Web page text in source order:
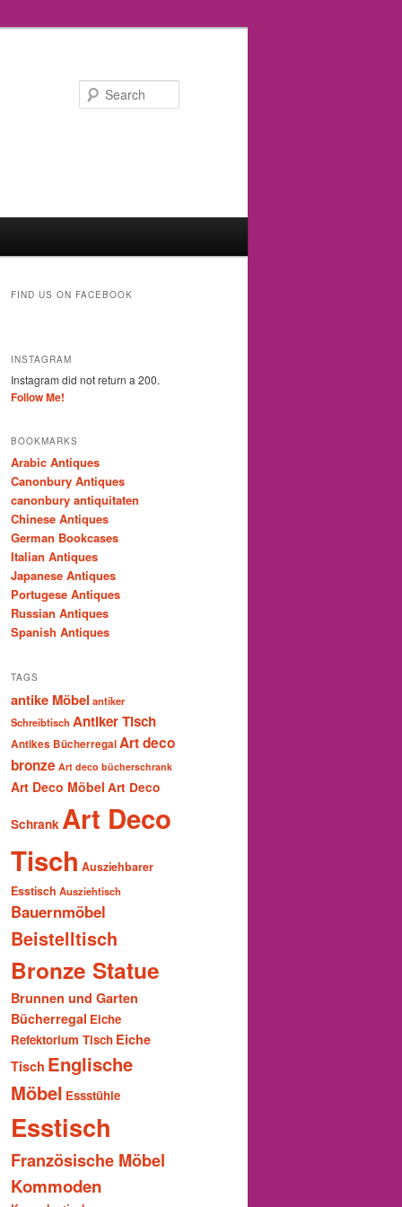
FIND US ON FACEBOOK
INSTAGRAM
Instagram did not return a 200.
Follow Me!
BOOKMARKS
Arabic Antiques
Canonbury Antiques
canonbury antiquitaten
Chinese Antiques
German Bookcases
Italian Antiques
Japanese Antiques
Portugese Antiques
Russian Antiques
Spanish Antiques
TAGS
antike Möbel antiker
Schreibtisch Antiker Tisch
Antikes BücherregalArt deco
bronze Art deco bücherschrank
Art Deco Möbel Art Deco
Schrank Art Deco
Tisch Ausziehbarer
Esstisch Ausziehtisch
Bauernmöbel
Beistelltisch
Bronze Statue
Brunnen und Garten
Bücherregal Eiche
Refektorium Tisch Eiche
Tisch Englische
Möbel Essstühle
Esstisch
Französische Möbel
Kommoden